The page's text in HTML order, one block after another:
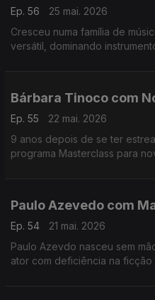
Ep. 56
25 mai. 2026
Cresceu numa família de
versátil, dominando
Bárbara Tinoco com
Ep. 55
22 mai. 2026
9 anos depois de se ter
programa Masterclass para
Paulo Azevedo com
Ep. 54
21 mai. 2026
Paulo Azevdo nasceu sem
ator com deficiência na